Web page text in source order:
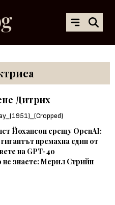
Дитрих
Йохансон срещу OpenAI:
премахна един от
на GPT-4o
не знаете: Мерил Стрийп